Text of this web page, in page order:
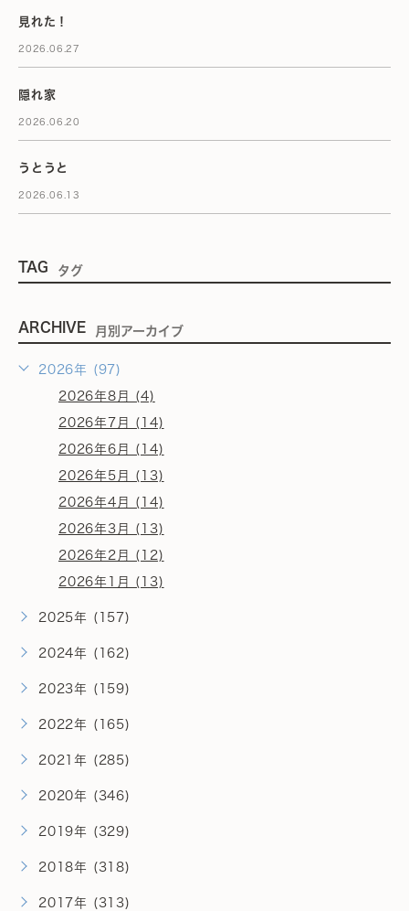
見れた！
2026.06.27
隠れ家
2026.06.20
うとうと
2026.06.13
TAG タグ
ARCHIVE 月別アーカイブ
2026年 (97)
2026年8月 (4)
2026年7月 (14)
2026年6月 (14)
2026年5月 (13)
2026年4月 (14)
2026年3月 (13)
2026年2月 (12)
2026年1月 (13)
2025年 (157)
2024年 (162)
2023年 (159)
2022年 (165)
2021年 (285)
2020年 (346)
2019年 (329)
2018年 (318)
2017年 (313)